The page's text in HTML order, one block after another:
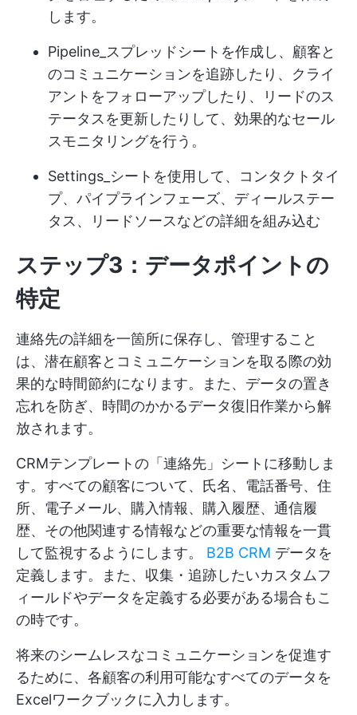
します。
Pipeline_スプレッドシートを作成し、顧客と
のコミュニケーションを追跡したり、クライ
アントをフォローアップしたり、リードのス
テータスを更新したりして、効果的なセール
スモニタリングを行う。
Settings_シートを使用して、コンタクトタイ
プ、パイプラインフェーズ、ディールステー
タス、リードソースなどの詳細を組み込む
ステップ3：データポイントの
特定
連絡先の詳細を一箇所に保存し、管理すること
は、潜在顧客とコミュニケーションを取る際の効
果的な時間節約になります。また、データの置き
忘れを防ぎ、時間のかかるデータ復旧作業から解
放されます。
CRMテンプレートの「連絡先」シートに移動しま
す。すべての顧客について、氏名、電話番号、住
所、電子メール、購入情報、購入履歴、通信履
歴、その他関連する情報などの重要な情報を一貫
して監視するようにします。 B2B CRM データを
定義します。また、収集・追跡したいカスタムフ
ィールドやデータを定義する必要がある場合もこ
の時です。
将来のシームレスなコミュニケーションを促進す
るために、各顧客の利用可能なすべてのデータを
Excelワークブックに入力します。